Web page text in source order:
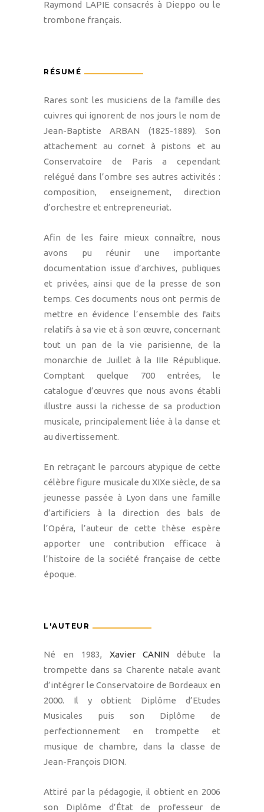
Raymond LAPIE consacrés à Dieppo ou le
trombone français.
RÉSUMÉ
Rares sont les musiciens de la famille des
cuivres qui ignorent de nos jours le nom de
Jean-Baptiste ARBAN (1825-1889). Son
attachement au cornet à pistons et au
Conservatoire de Paris a cependant
relégué dans l’ombre ses autres activités :
composition, enseignement, direction
d’orchestre et entrepreneuriat.
Afin de les faire mieux connaître, nous
avons pu réunir une importante
documentation issue d’archives, publiques
et privées, ainsi que de la presse de son
temps. Ces documents nous ont permis de
mettre en évidence l’ensemble des faits
relatifs à sa vie et à son œuvre, concernant
tout un pan de la vie parisienne, de la
monarchie de Juillet à la IIIe République.
Comptant quelque 700 entrées, le
catalogue d’œuvres que nous avons établi
illustre aussi la richesse de sa production
musicale, principalement liée à la danse et
au divertissement.
En retraçant le parcours atypique de cette
célèbre figure musicale du XIXe siècle, de sa
jeunesse passée à Lyon dans une famille
d’artificiers à la direction des bals de
l’Opéra, l’auteur de cette thèse espère
apporter une contribution efficace à
l’histoire de la société française de cette
époque.
L'AUTEUR
Né en 1983, Xavier CANIN débute la
trompette dans sa Charente natale avant
d’intégrer le Conservatoire de Bordeaux en
2000. Il y obtient Diplôme d’Etudes
Musicales puis son Diplôme de
perfectionnement en trompette et
musique de chambre, dans la classe de
Jean-François DION.
Attiré par la pédagogie, il obtient en 2006
son Diplôme d’État de professeur de